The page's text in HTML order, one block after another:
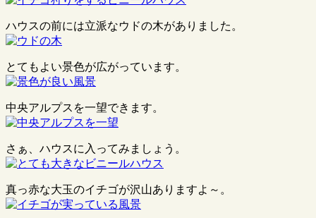
ハウスの前には立派なウドの木がありました。
とてもよい景色が広がっています。
中央アルプスを一望できます。
さぁ、ハウスに入ってみましょう。
真っ赤な大玉のイチゴが沢山ありますよ～。